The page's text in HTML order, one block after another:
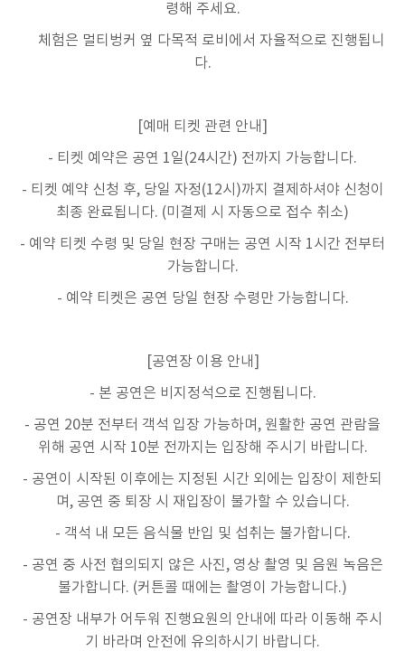
령해 주세요.
체험은 멀티벙커 옆 다목적 로비에서 자율적으로 진행됩니
다.
[예매 티켓 관련 안내]
- 티켓 예약은 공연 1일(24시간) 전까지 가능합니다.
- 티켓 예약 신청 후, 당일 자정(12시)까지 결제하셔야 신청이
최종 완료됩니다. (미결제 시 자동으로 접수 취소)
- 예약 티켓 수령 및 당일 현장 구매는 공연 시작 1시간 전부터
가능합니다.
- 예약 티켓은 공연 당일 현장 수령만 가능합니다.
[공연장 이용 안내]
- 본 공연은 비지정석으로 진행됩니다.
- 공연 20분 전부터 객석 입장 가능하며, 원활한 공연 관람을
위해 공연 시작 10분 전까지는 입장해 주시기 바랍니다.
- 공연이 시작된 이후에는 지정된 시간 외에는 입장이 제한되
며, 공연 중 퇴장 시 재입장이 불가할 수 있습니다.
- 객석 내 모든 음식물 반입 및 섭취는 불가합니다.
- 공연 중 사전 협의되지 않은 사진, 영상 촬영 및 음원 녹음은
불가합니다. (커튼콜 때에는 촬영이 가능합니다.)
- 공연장 내부가 어두워 진행요원의 안내에 따라 이동해 주시
기 바라며 안전에 유의하시기 바랍니다.